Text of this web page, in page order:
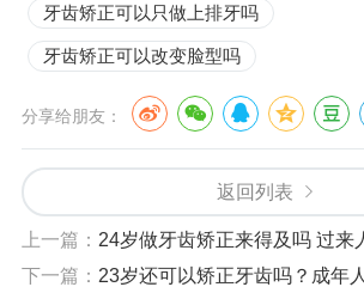
牙齿矫正可以只做上排牙吗
牙齿矫正可以改变脸型吗
分享给朋友：
返回列表
上一篇： 24岁做牙齿矫正来得及吗 过来
下一篇： 23岁还可以矫正牙齿吗？成年